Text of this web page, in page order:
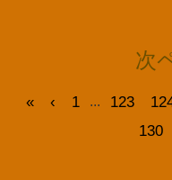
次
« ‹ 1 ... 123
130